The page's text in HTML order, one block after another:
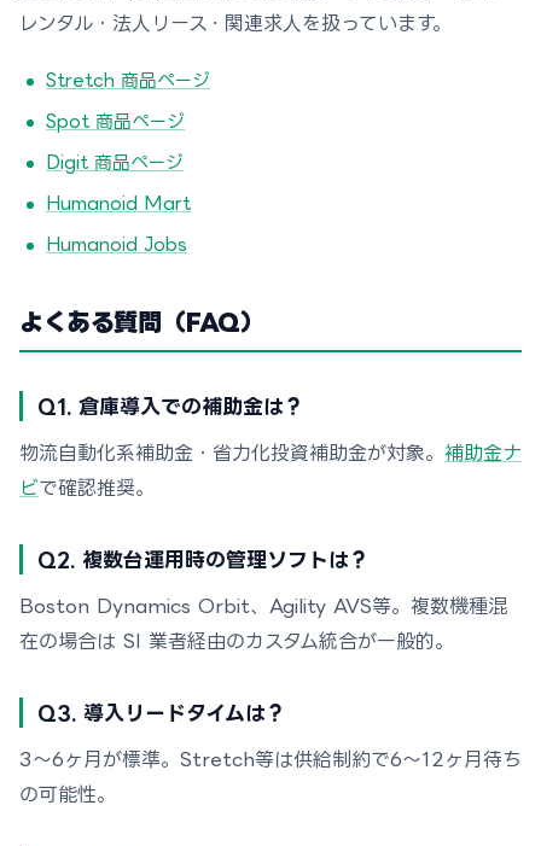
レンタル・法人リース・関連求人を扱っています。
Stretch 商品ページ
Spot 商品ページ
Digit 商品ページ
Humanoid Mart
Humanoid Jobs
よくある質問（FAQ）
Q1. 倉庫導入での補助金は？
物流自動化系補助金・省力化投資補助金が対象。 補助金ナ
ビで確認推奨。
Q2. 複数台運用時の管理ソフトは？
Boston Dynamics Orbit、Agility AVS等。複数機種混
在の場合は SI 業者経由のカスタム統合が一般的。
Q3. 導入リードタイムは？
3〜6ヶ月が標準。Stretch等は供給制約で6〜12ヶ月待ち
の可能性。